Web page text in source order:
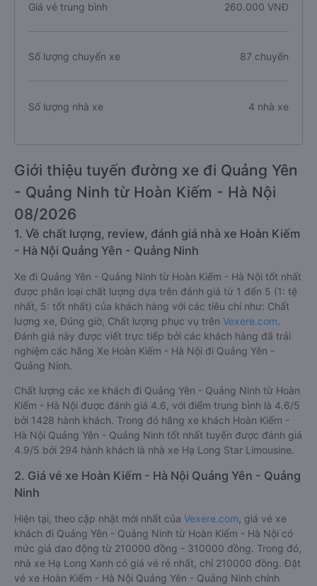
Giá vé trung bình 260.000 VNĐ
Số lượng chuyến xe 87 chuyến
Số lượng nhà xe 4 nhà xe
Giới thiệu tuyến đường xe đi Quảng Yên
- Quảng Ninh từ Hoàn Kiếm - Hà Nội
08/2026
1. Về chất lượng, review, đánh giá nhà xe Hoàn Kiếm
- Hà Nội Quảng Yên - Quảng Ninh
Xe đi Quảng Yên - Quảng Ninh từ Hoàn Kiếm - Hà Nội tốt nhất
được phân loại chất lượng dựa trên đánh giá từ 1 đến 5 (1: tệ
nhất, 5: tốt nhất) của khách hàng với các tiêu chí như: Chất
lượng xe, Đúng giờ, Chất lượng phục vụ trên Vexere.com.
Đánh giá này được viết trực tiếp bởi các khách hàng đã trải
nghiệm các hãng Xe Hoàn Kiếm - Hà Nội đi Quảng Yên -
Quảng Ninh.
Chất lượng các xe khách đi Quảng Yên - Quảng Ninh từ Hoàn
Kiếm - Hà Nội được đánh giá 4.6, với điểm trung bình là 4.6/5
bởi 1428 hành khách. Trong đó hãng xe khách Hoàn Kiếm -
Hà Nội Quảng Yên - Quảng Ninh tốt nhất tuyến được đánh giá
4.9/5 bởi 294 hành khách là nhà xe Hạ Long Star Limousine.
2. Giá vé xe Hoàn Kiếm - Hà Nội Quảng Yên - Quảng
Ninh
Hiện tại, theo cập nhật mới nhất của Vexere.com , giá vé xe
khách đi Quảng Yên - Quảng Ninh từ Hoàn Kiếm - Hà Nội có
mức giá dao động từ 210000 đồng - 310000 đồng. Trong đó,
nhà xe Hạ Long Xanh có giá vé rẻ nhất, chỉ 210000 đồng. Đặt
vé xe Hoàn Kiếm - Hà Nội Quảng Yên - Quảng Ninh chính